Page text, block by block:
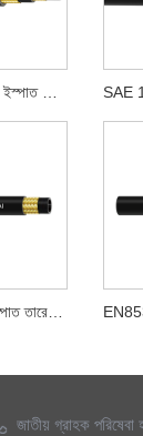
EN853 1SN ইস্পাত তারের বোনা রাবার পায়ের পাতার মোজাবিশেষ
জাতীয় গ্রাহক পরিষেবা